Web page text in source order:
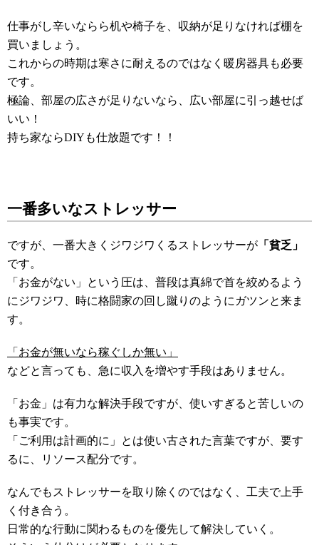
仕事がし辛いならら机や椅子を、収納が足りなければ棚を
買いましょう。
これからの時期は寒さに耐えるのではなく暖房器具も必要
です。
極論、部屋の広さが足りないなら、広い部屋に引っ越せば
いい！
持ち家ならDIYも仕放題です！！
一番多いなストレッサー
ですが、一番大きくジワジワくるストレッサーが 「貧乏」
です。
「お金がない」という圧は、普段は真綿で首を絞めるよう
にジワジワ、時に格闘家の回し蹴りのようにガツンと来ま
す。
「お金が無いなら稼ぐしか無い」
などと言っても、急に収入を増やす手段はありません。
「お金」は有力な解決手段ですが、使いすぎると苦しいの
も事実です。
「ご利用は計画的に」とは使い古された言葉ですが、要す
るに、リソース配分です。
なんでもストレッサーを取り除くのではなく、工夫で上手
く付き合う。
日常的な行動に関わるものを優先して解決していく。